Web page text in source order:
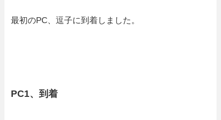
最初のPC、逗子に到着しました。
PC1、到着